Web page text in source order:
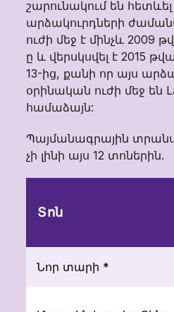
շարունակում են
արձակուրդների
ուժի մեջ է մինչև 2009
ը և վերսկսվել է 2015
13-ից, քանի որ այս
օրինական ուժի մեջ են
համաձայն:
Պայմանագրային
չի լինի այս 12 տոներին.
Տոն
Նոր տարի *